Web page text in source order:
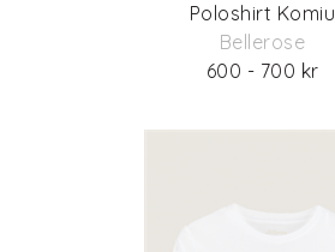
Poloshirt Komiu
Bellerose
600 - 700 kr